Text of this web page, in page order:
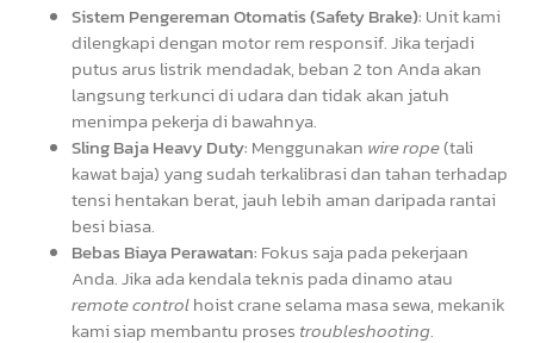
Sistem Pengereman Otomatis (Safety Brake): Unit kami
dilengkapi dengan motor rem responsif. Jika terjadi
putus arus listrik mendadak, beban 2 ton Anda akan
langsung terkunci di udara dan tidak akan jatuh
menimpa pekerja di bawahnya.
Sling Baja Heavy Duty: Menggunakan wire rope(tali
kawat baja) yang sudah terkalibrasi dan tahan terhadap
tensi hentakan berat, jauh lebih aman daripada rantai
besi biasa.
Bebas Biaya Perawatan: Fokus saja pada pekerjaan
Anda. Jika ada kendala teknis pada dinamo atau
remote controlhoist crane selama masa sewa, mekanik
kami siap membantu proses troubleshooting.